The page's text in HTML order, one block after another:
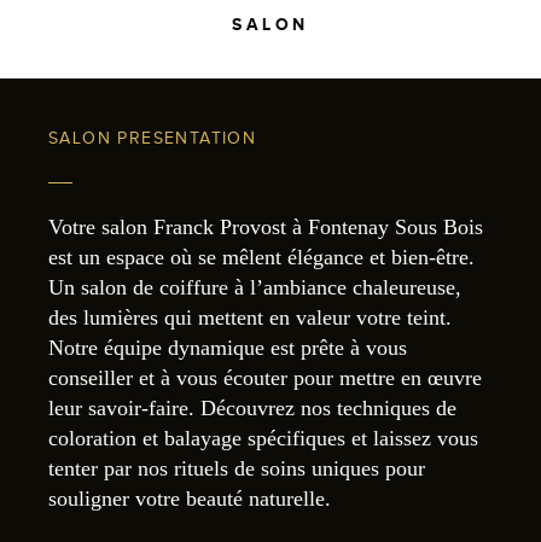
SALON
SALON PRESENTATION
Votre salon Franck Provost à Fontenay Sous Bois
est un espace où se mêlent élégance et bien-être.
Un salon de coiffure à l’ambiance chaleureuse,
des lumières qui mettent en valeur votre teint.
Notre équipe dynamique est prête à vous
conseiller et à vous écouter pour mettre en œuvre
leur savoir-faire. Découvrez nos techniques de
coloration et balayage spécifiques et laissez vous
tenter par nos rituels de soins uniques pour
souligner votre beauté naturelle.